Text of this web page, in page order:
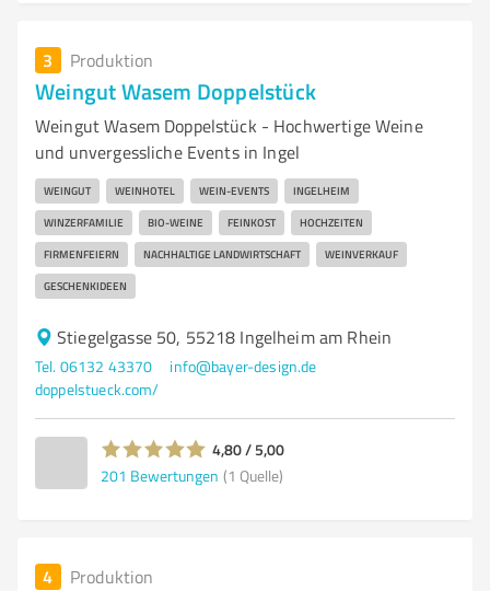
3 Produktion
Weingut Wasem Doppelstück
Weingut Wasem Doppelstück - Hochwertige Weine
und unvergessliche Events in Ingel
WEINGUT WEINHOTEL WEIN-EVENTS INGELHEIM
WINZERFAMILIE BIO-WEINE FEINKOST HOCHZEITEN
FIRMENFEIERN NACHHALTIGE LANDWIRTSCHAFT WEINVERKAUF
GESCHENKIDEEN
Stiegelgasse 50, 55218 Ingelheim am Rhein
Tel. 06132 43370
info@bayer-design.de
doppelstueck.com/
4,80 / 5,00
201 Bewertungen (1 Quelle)
4 Produktion